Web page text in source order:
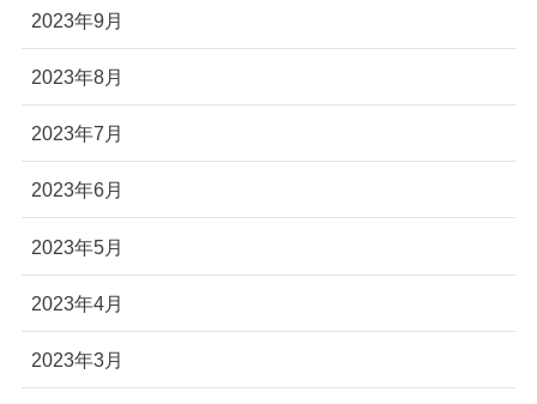
2023年9月
2023年8月
2023年7月
2023年6月
2023年5月
2023年4月
2023年3月